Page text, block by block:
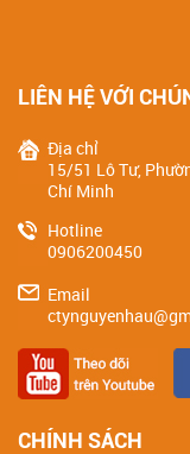
LIÊN HỆ VỚI
Địa chỉ
15/51 Lô Tư,
Chí Minh
Hotline
0906200450
Email
CHÍNH SÁCH